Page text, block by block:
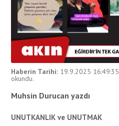
Haberin Tarihi: 19.9.2025 16:49:35
okundu.
Muhsin Durucan yazdı
UNUTKANLIK ve UNUTMAK